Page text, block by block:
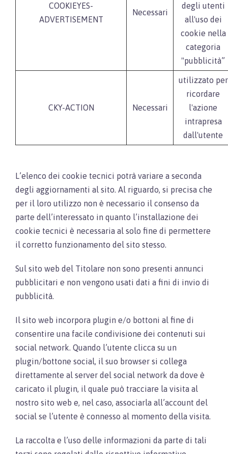
COOKIEYES-
ADVERTISEMENT
Necessari
degli utenti
all'uso dei
cookie nella
categoria
"pubblicità”
CKY-ACTION Necessari
utilizzato per
ricordare
l'azione
intrapresa
dall'utente
L’elenco dei cookie tecnici potrà variare a seconda
degli aggiornamenti al sito. Al riguardo, si precisa che
per il loro utilizzo non è necessario il consenso da
parte dell’interessato in quanto l’installazione dei
cookie tecnici è necessaria al solo fine di permettere
il corretto funzionamento del sito stesso.
Sul sito web del Titolare non sono presenti annunci
pubblicitari e non vengono usati dati a fini di invio di
pubblicità.
Il sito web incorpora plugin e/o bottoni al fine di
consentire una facile condivisione dei contenuti sui
social network. Quando l’utente clicca su un
plugin/bottone social, il suo browser si collega
direttamente al server del social network da dove è
caricato il plugin, il quale può tracciare la visita al
nostro sito web e, nel caso, associarla all’account del
social se l’utente è connesso al momento della visita.
La raccolta e l’uso delle informazioni da parte di tali